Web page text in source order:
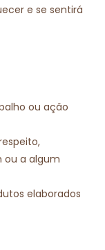
e se sentirá
ou ação
ou a algum
elaborados